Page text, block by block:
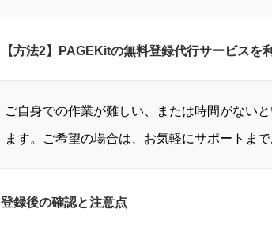
【方法2】PAGEKitの無料登録代行サービスを
ご自身での作業が難しい、または時間がない
ます。ご希望の場合は、お気軽にサポートま
登録後の確認と注意点